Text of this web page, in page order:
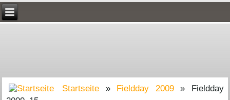
Startseite » Fieldday 2009» Fieldday